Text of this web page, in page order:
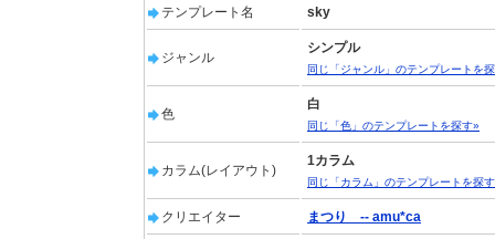
テンプレート名 sky
ジャンル
シンプル
同じ「ジャンル」のテンプレートを
色
白
同じ「色」のテンプレートを探す»
カラム(レイアウト)
1カラム
同じ「カラム」のテンプレートを探
クリエイター まつり -- amu*ca